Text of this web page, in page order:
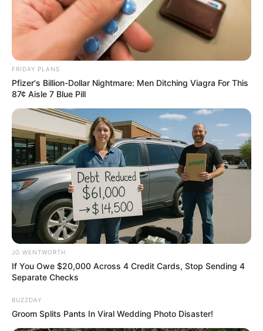
Discover What May Be Influencing Your Joint
Mobility
How To Get An Erection Even After 60!
MEDVI
FRIDAY PLANS
Pfizer's Billion-Dollar Nightmare: Men Ditching Viagra For This
87¢ Aisle 7 Blue Pill
JG WENTWORTH
If You Owe $20,000 Across 4 Credit Cards, Stop Sending 4
Separate Checks
BUZZDAY
Groom Splits Pants In Viral Wedding Photo Disaster!